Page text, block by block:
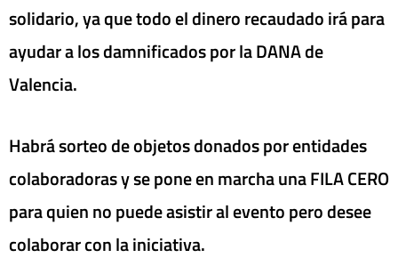
solidario, ya que todo el dinero recaudado irá para
ayudar a los damnificados por la DANA de
Valencia.
Habrá sorteo de objetos donados por entidades
colaboradoras y se pone en marcha una FILA CERO
para quien no puede asistir al evento pero desee
colaborar con la iniciativa.